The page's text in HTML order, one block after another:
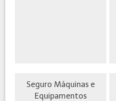
Seguro Máquinas e
Equipamentos